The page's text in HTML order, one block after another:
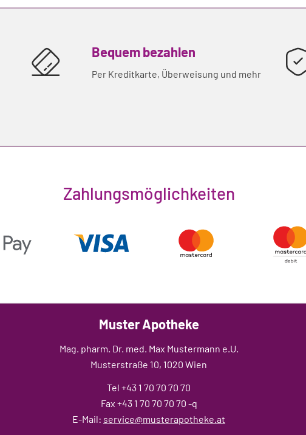
Bequem bezahlen
Per Kreditkarte, Überweisung und mehr
Zahlungsmöglichkeiten
Muster Apotheke
Mag. pharm. Dr. med. Max Mustermann e.U.
Musterstraße 10, 1020 Wien
Tel +43 1 70 70 70 70
Fax +43 1 70 70 70 70 -q
E-Mail: service@musterapotheke.at